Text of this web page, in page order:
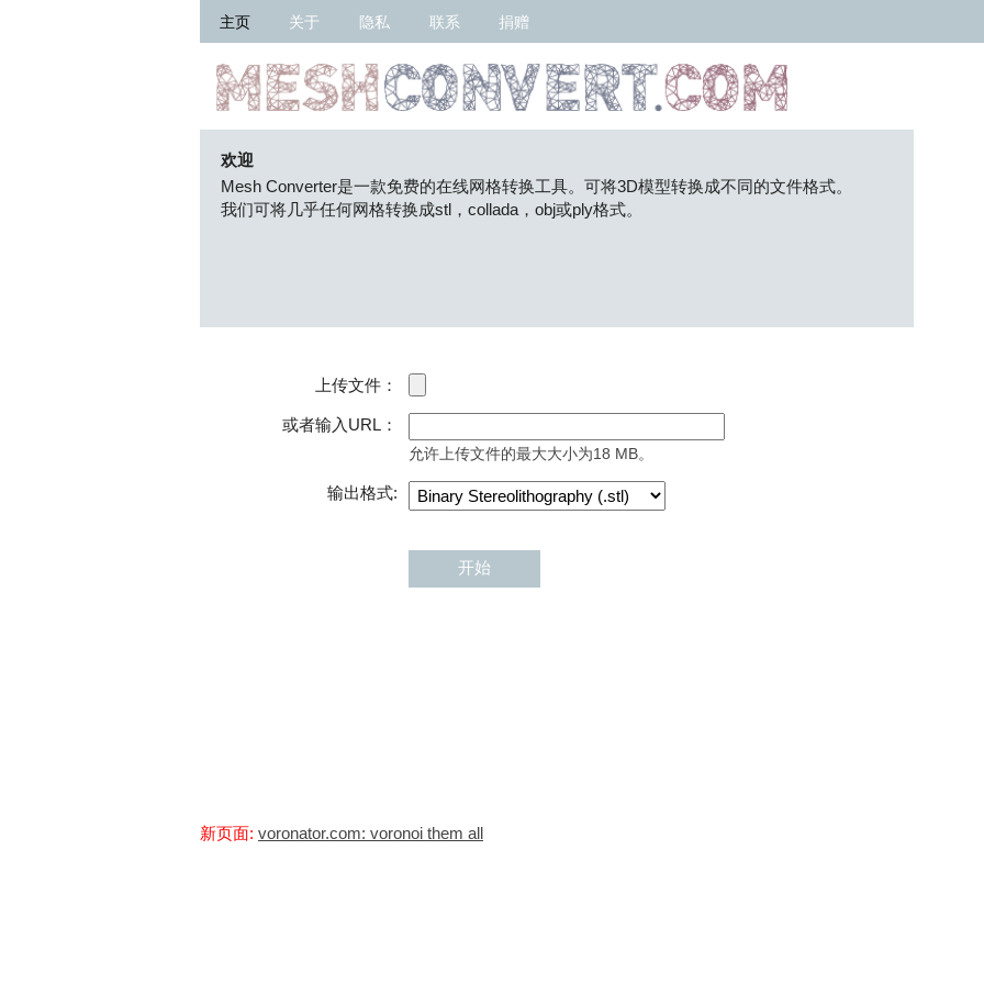
主页 关于 隐私 联系 捐赠
欢迎
Mesh Converter是一款免费的在线网格转换工具。可将3D模型转换成不同的文件格式。
我们可将几乎任何网格转换成stl，collada，obj或ply格式。
上传文件：
或者输入URL：
允许上传文件的最大大小为18 MB。
输出格式:
新页面: voronator.com: voronoi them all